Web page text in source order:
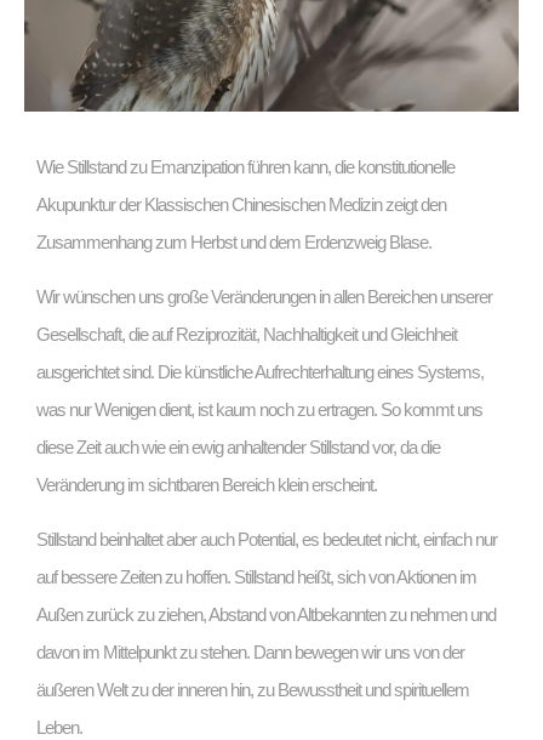
Wie Stillstand zu Emanzipation führen kann, die konstitutionelle
Akupunktur der Klassischen Chinesischen Medizin zeigt den
Zusammenhang zum Herbst und dem Erdenzweig Blase.
Wir wünschen uns große Veränderungen in allen Bereichen unserer
Gesellschaft, die auf Reziprozität, Nachhaltigkeit und Gleichheit
ausgerichtet sind. Die künstliche Aufrechterhaltung eines Systems,
was nur Wenigen dient, ist kaum noch zu ertragen. So kommt uns
diese Zeit auch wie ein ewig anhaltender Stillstand vor, da die
Veränderung im sichtbaren Bereich klein erscheint.
Stillstand beinhaltet aber auch Potential, es bedeutet nicht, einfach nur
auf bessere Zeiten zu hoffen. Stillstand heißt, sich von Aktionen im
Außen zurück zu ziehen, Abstand von Altbekannten zu nehmen und
davon im Mittelpunkt zu stehen. Dann bewegen wir uns von der
äußeren Welt zu der inneren hin, zu Bewusstheit und spirituellem
Leben.